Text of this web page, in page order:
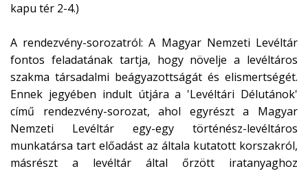
kapu tér 2-4.)
A rendezvény-sorozatról: A Magyar Nemzeti Levéltár
fontos feladatának tartja, hogy növelje a levéltáros
szakma társadalmi beágyazottságát és elismertségét.
Ennek jegyében indult útjára a 'Levéltári Délutánok'
című rendezvény-sorozat, ahol egyrészt a Magyar
Nemzeti Levéltár egy-egy történész-levéltáros
munkatársa tart előadást az általa kutatott korszakról,
másrészt a levéltár által őrzött iratanyaghoz